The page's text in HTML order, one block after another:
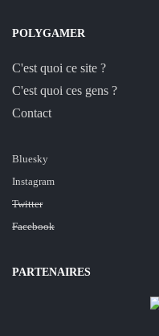
POLYGAMER
C'est quoi ce site ?
C'est quoi ces gens ?
Contact
Bluesky
Instagram
Twitter
Facebook
PARTENAIRES